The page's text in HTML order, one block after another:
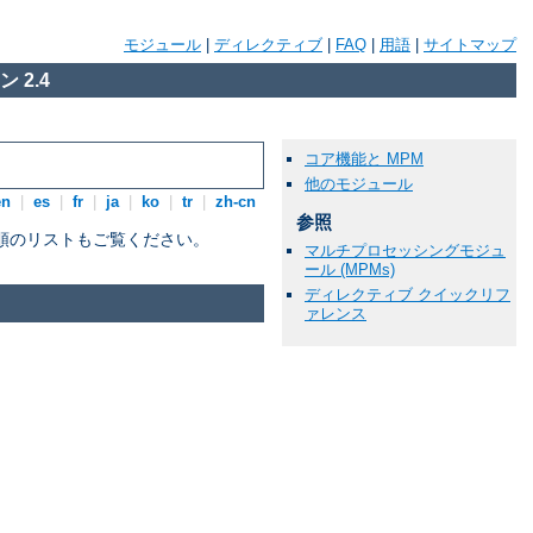
モジュール ディレクティブ FAQ 用語 サイトマップ
2.4
es fr ja ko tr zh-cn
リストもご覧ください。
コア機能と MPM
他のモジュール
参照
マルチプロセッシングモジュ
ール (MPMs)
ディレクティブ クイックリフ
ァレンス